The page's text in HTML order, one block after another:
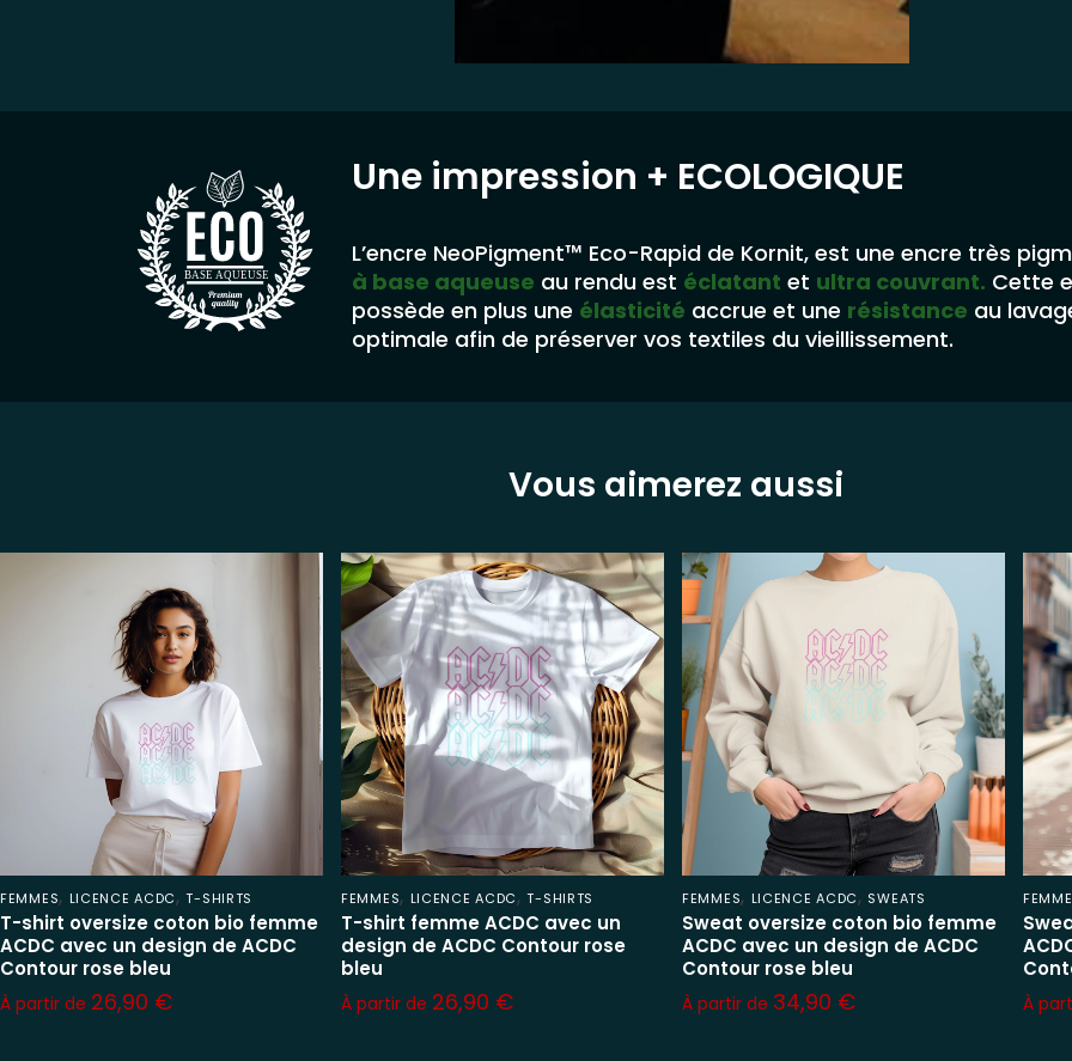
BASE AQUEUSE
Une impression + ECOLOGIQUE
L’encre NeoPigment™ Eco-Rapid de Kornit, est une encre très
à base aqueuse au rendu est éclatant et ultra couvrant. Cette
possède en plus une élasticité accrue et une résistance au
optimale afin de préserver vos textiles du vieillissement.
Vous aimerez aussi
FEMMES, LICENCE ACDC,T-SHIRTS
T-shirt oversize coton bio femme
ACDC avec un design de ACDC
Contour rose bleu
À partir de 26,90 €
FEMMES, LICENCE ACDC,T-SHIRTS
T-shirt femme ACDC avec un
design de ACDC Contour rose
bleu
À partir de 26,90 €
FEMMES, LICENCE ACDC, SWEATS
Sweat oversize coton bio femme
ACDC avec un design de ACDC
Contour rose bleu
À partir de 34,90 € À